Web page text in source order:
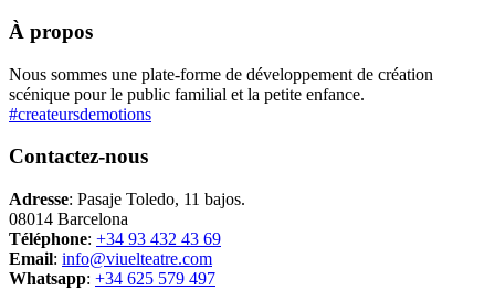
À propos
Nous sommes une plate-forme de développement de création
scénique pour le public familial et la petite enfance.
#createursdemotions
Contactez-nous
Adresse: Pasaje Toledo, 11 bajos.
08014 Barcelona
Téléphone: +34 93 432 43 69
Email: info@viuelteatre.com
Whatsapp: +34 625 579 497